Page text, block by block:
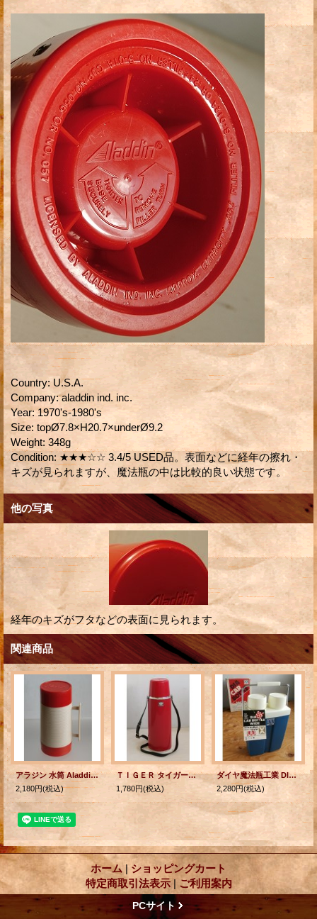
Country: U.S.A.
Company: aladdin ind. inc.
Year: 1970's-1980's
Size: topØ7.8×H20.7×underØ9.2
Weight: 348g
Condition: ★★★☆☆ 3.4/5 USED品。表面などに経年の擦れ・
キズが見られますが、魔法瓶の中は比較的良い状態です。
他の写真
経年のキズがフタなどの表面に見られます。
関連商品
アラジン 水筒 Aladdin's HY-LO 10oz thermos bottle
2,180円(税込)
ＴＩＧＥＲ タイガー魔法瓶 保温水筒ピックボトル”ハンディー” color: 赤 容量:0.92L ベルト付
1,780円(税込)
ダイヤ魔法瓶工業 DIA CAR BOTTLE WIDE ダイヤ カーボトル ワイド SW-112 1.1L
2,280円(税込)
ホーム | ショッピングカート
特定商取引法表示 | ご利用案内
PCサイト